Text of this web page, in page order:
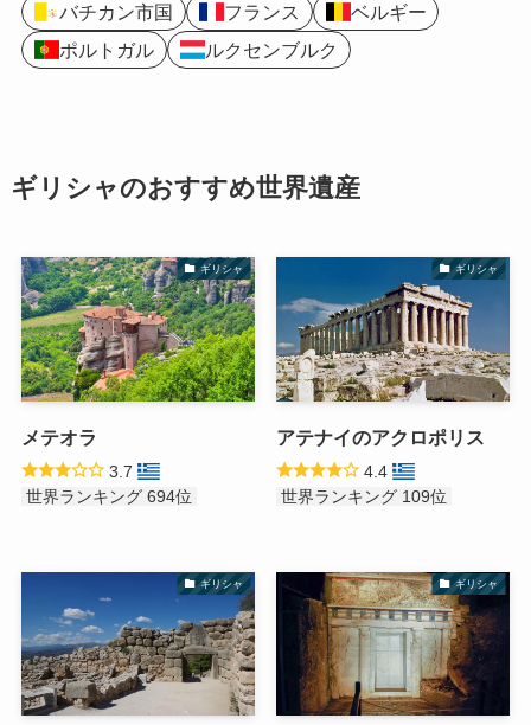
バチカン市国
フランス
ベルギー
ポルトガル
ルクセンブルク
ギリシャのおすすめ世界遺産
ギリシャ
メテオラ
3.7
世界ランキング 694位
ギリシャ
アテナイのアクロポリス
4.4
世界ランキング 109位
ギリシャ ギリシャ